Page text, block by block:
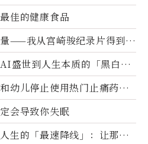
佳的健康食品
——我从宫崎骏纪录片得到的
盛世到人生本质的「黑白一
幼儿停止使用热门止痛药泰
会导致你失眠
人生的「最速降线」：让那道